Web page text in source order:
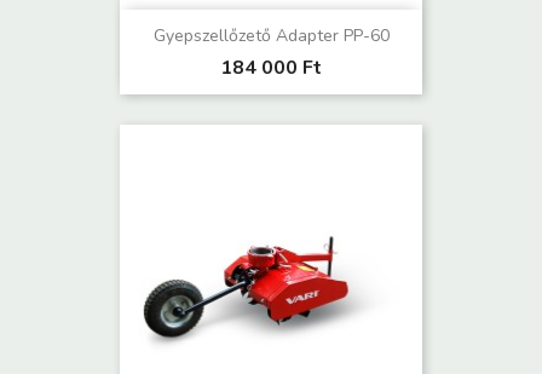
Gyepszellőzető Adapter PP-60
184 000 Ft